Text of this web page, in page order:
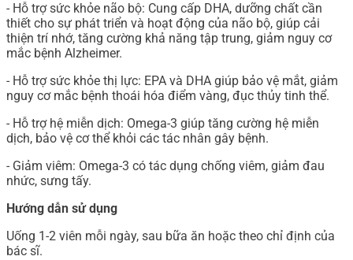
- Hỗ trợ sức khỏe não bộ: Cung cấp DHA, dưỡng chất cần
thiết cho sự phát triển và hoạt động của não bộ, giúp cải
thiện trí nhớ, tăng cường khả năng tập trung, giảm nguy cơ
mắc bệnh Alzheimer.
- Hỗ trợ sức khỏe thị lực: EPA và DHA giúp bảo vệ mắt, giảm
nguy cơ mắc bệnh thoái hóa điểm vàng, đục thủy tinh thể.
- Hỗ trợ hệ miễn dịch: Omega-3 giúp tăng cường hệ miễn
dịch, bảo vệ cơ thể khỏi các tác nhân gây bệnh.
- Giảm viêm: Omega-3 có tác dụng chống viêm, giảm đau
nhức, sưng tấy.
Hướng dẫn sử dụng
Uống 1-2 viên mỗi ngày, sau bữa ăn hoặc theo chỉ định của
bác sĩ.